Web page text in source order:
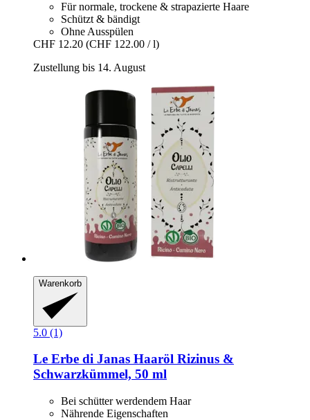
Für normale, trockene & strapazierte Haare
Schützt & bändigt
Ohne Ausspülen
CHF 12.20 (CHF 122.00 / l)
Zustellung bis 14. August
Warenkorb
5.0 (1)
Le Erbe di Janas Haaröl Rizinus &
Schwarzkümmel, 50 ml
Bei schütter werdendem Haar
Nährende Eigenschaften